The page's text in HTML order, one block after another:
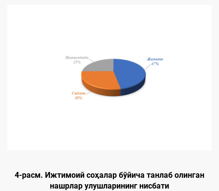
4-расм. Ижтимоий соҳалар бўйича танлаб олинган
нашрлар улушларининг нисбати